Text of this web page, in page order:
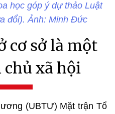
học góp ý dự thảo Luật
đổi). Ảnh: Minh Đức
cơ sở là một
chủ xã hội
(UBTƯ) Mặt trận Tổ